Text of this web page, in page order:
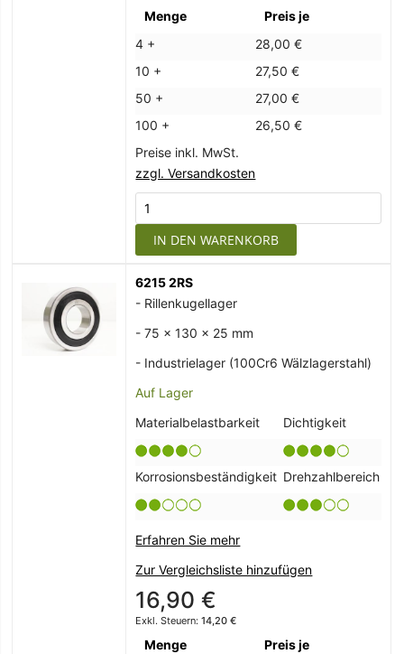
Menge
Preis je
4 +
28,00 €
10 +
27,50 €
50 +
27,00 €
100 +
26,50 €
Preise inkl. MwSt.
zzgl. Versandkosten
IN DEN WARENKORB
6215 2RS
- Rillenkugellager
- 75 x 130 x 25 mm
- Industrielager (100Cr6 Wälzlagerstahl)
Auf Lager
Materialbelastbarkeit
Dichtigkeit
Korrosionsbeständigkeit Drehzahlbereich
Erfahren Sie mehr
Zur Vergleichsliste hinzufügen
16,90 €
14,20 €
Menge
Preis je